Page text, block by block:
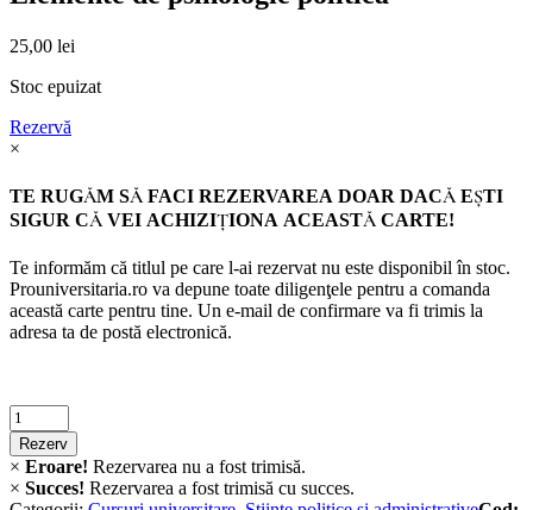
25,00 lei
Stoc epuizat
Rezervă
×
TE RUGĂM SĂ FACI REZERVAREA DOAR DACĂ EŞTI
SIGUR CĂ VEI ACHIZIŢIONA ACEASTĂ CARTE!
Te informăm că titlul pe care l-ai rezervat nu este disponibil în stoc.
Prouniversitaria.ro va depune toate diligenţele pentru a comanda
această carte pentru tine. Un e-mail de confirmare va fi trimis la
adresa ta de postă electronică.
Criminalistica
quantity
Rezerv
× Eroare! Rezervarea nu a fost trimisă.
× Succes! Rezervarea a fost trimisă cu succes.